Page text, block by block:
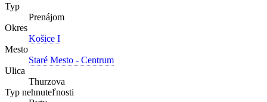
Typ
Prenájom
Okres
Košice I
Mesto
Staré Mesto - Centrum
Ulica
Thurzova
Typ nehnuteľnosti